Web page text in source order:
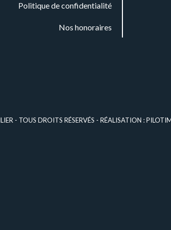
Politique de confidentialité
Nos honoraires
- TOUS DROITS RÉSERVÉS - RÉALISATION :